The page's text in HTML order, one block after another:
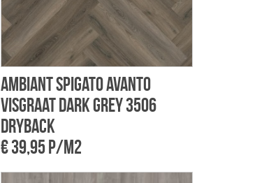
Ambiant Spigato Avanto
visgraat dark grey 3506
dryback
€ 39,95 p/m2